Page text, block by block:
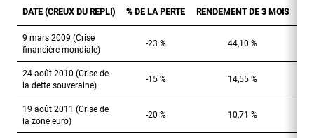
DATE (CREUX DU REPLI) % DE LA PERTE RENDEMENT DE 3 MOIS
9 mars 2009 (Crise
financière mondiale)
-23 % 44,10 %
24 août 2010 (Crise de
la dette souveraine)
-15 % 14,55 %
19 août 2011 (Crise de
la zone euro)
-20 % 10,71 %